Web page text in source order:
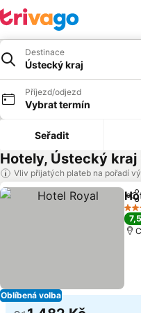
Destinace
Ústecký kraj
Příjezd/odjezd
Vybrat termín
Seřadit
Hotely, Ústecký
Vliv přijatých plateb na pořadí
Oblíbená volba
4
7,5